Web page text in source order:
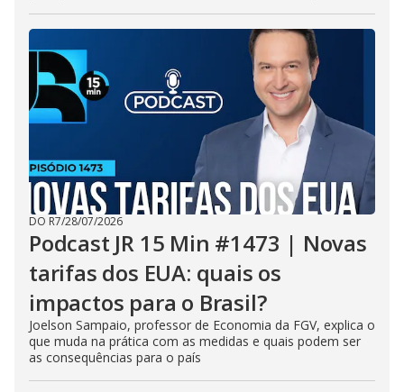
DO R7/28/07/2026
Podcast JR 15 Min #1473 | Novas
tarifas dos EUA: quais os
impactos para o Brasil?
Joelson Sampaio, professor de Economia da FGV, explica o
que muda na prática com as medidas e quais podem ser
as consequências para o país